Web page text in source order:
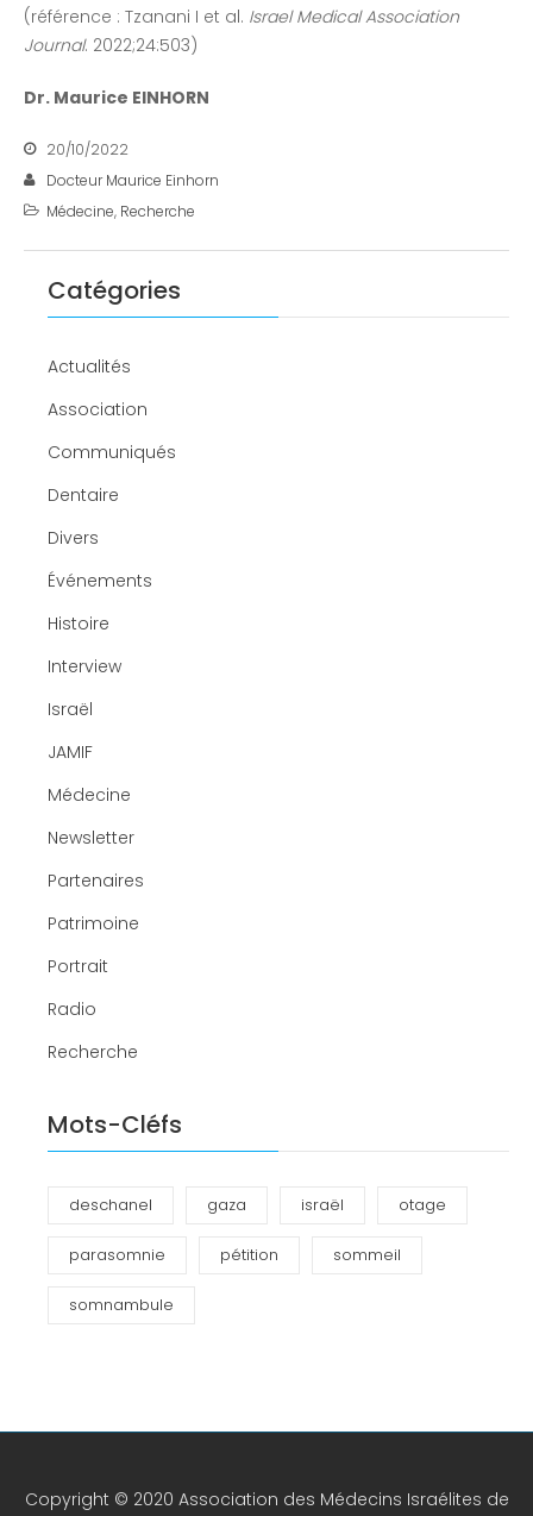
(référence : Tzanani I et al. Israel Medical Association
Journal. 2022;24:503)
Dr. Maurice EINHORN
20/10/2022
Docteur Maurice Einhorn
Médecine, Recherche
Catégories
Actualités
Association
Communiqués
Dentaire
Divers
Événements
Histoire
Interview
Israël
JAMIF
Médecine
Newsletter
Partenaires
Patrimoine
Portrait
Radio
Recherche
Mots-Cléfs
deschanel gaza israël otage
parasomnie pétition sommeil
somnambule
Copyright © 2020 Association des Médecins Israélites de